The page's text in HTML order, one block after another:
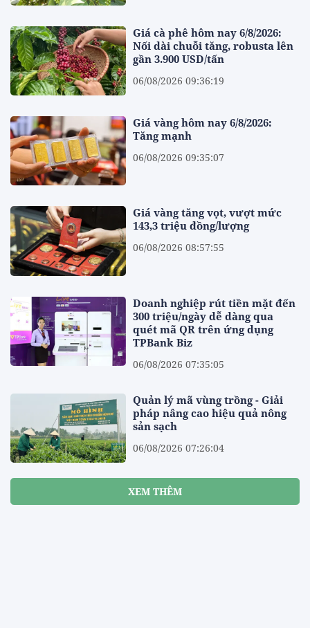
Giá cà phê hôm nay 6/8/2026:
Nối dài chuỗi tăng, robusta lên
gần 3.900 USD/tấn
06/08/2026 09:36:19
Giá vàng hôm nay 6/8/2026:
Tăng mạnh
06/08/2026 09:35:07
Giá vàng tăng vọt, vượt mức
143,3 triệu đồng/lượng
06/08/2026 08:57:55
Doanh nghiệp rút tiền mặt đến
300 triệu/ngày dễ dàng qua
quét mã QR trên ứng dụng
TPBank Biz
06/08/2026 07:35:05
Quản lý mã vùng trồng - Giải
pháp nâng cao hiệu quả nông
sản sạch
06/08/2026 07:26:04
XEM THÊM